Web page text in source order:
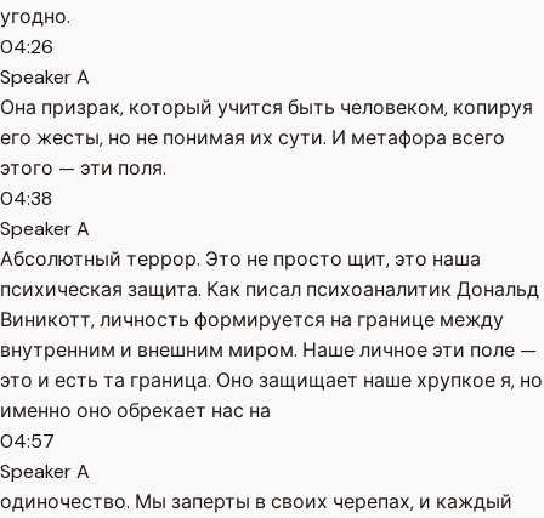
угодно.
04:26
Speaker A
Она призрак, который учится быть человеком, копируя
его жесты, но не понимая их сути. И метафора всего
этого — эти поля.
04:38
Speaker A
Абсолютный террор. Это не просто щит, это наша
психическая защита. Как писал психоаналитик Дональд
Виникотт, личность формируется на границе между
внутренним и внешним миром. Наше личное эти поле —
это и есть та граница. Оно защищает наше хрупкое я, но
именно оно обрекает нас на
04:57
Speaker A
одиночество. Мы заперты в своих черепах, и каждый